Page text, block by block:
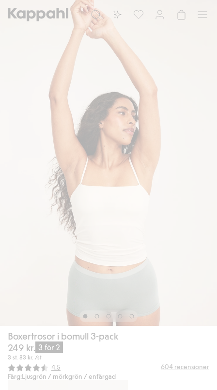
Boxertrosor i bomull 3-pack
249 kr. 3 för 2
3 st. 83 kr. /st
Snittbetyg:
4.5 604 recensioner
Färg:Ljusgrön / mörkgrön / enfärgad